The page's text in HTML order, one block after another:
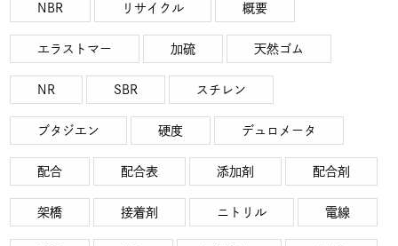
NBR リサイクル 概要
エラストマー 加硫 天然ゴム
NR SBR スチレン
ブタジエン 硬度 デュロメータ
配合 配合表 添加剤 配合剤
架橋 接着剤 ニトリル 電線